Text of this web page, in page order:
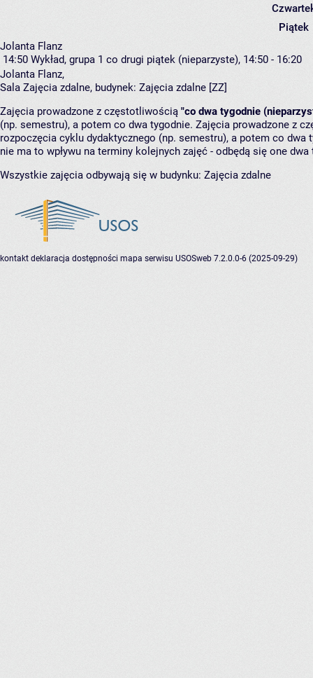
Piątek
Jolanta Flanz
14:50 Wykład, grupa 1 co drugi piątek (nieparzyste), 14:50 - 16:20
Jolanta Flanz,
Sala Zajęcia zdalne, budynek: Zajęcia zdalne [ZZ]
Zajęcia prowadzone z częstotliwością "co dwa tygodnie
(np. semestru), a potem co dwa tygodnie. Zajęcia prowadzone z
rozpoczęcia cyklu dydaktycznego (np. semestru), a potem co
nie ma to wpływu na terminy kolejnych zajęć - odbędą się one
Wszystkie zajęcia odbywają się w budynku: Zajęcia zdalne
kontakt deklaracja dostępności mapa serwisu USOSweb 7.2.0.0-6 (2025-09-29)